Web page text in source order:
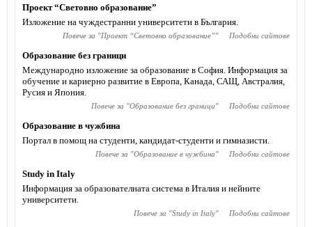
Проект “Световно образование”
Изложение на чуждестранни университети в България.
Повече за "Проект “Световно образование”" Подобни сайтове
Образование без граници
Международно изложение за образование в София. Информация за
обучение и кариерно развитие в Европа, Канада, САЩ, Австралия,
Русия и Япония.
Повече за "Образование без граници" Подобни сайтове
Образование в чужбина
Портал в помощ на студенти, кандидат-студенти и гимназисти.
Повече за "Образование в чужбина" Подобни сайтове
Study in Italy
Информация за образователната система в Италия и нейните
университети.
Повече за "Study in Italy" Подобни сайтове